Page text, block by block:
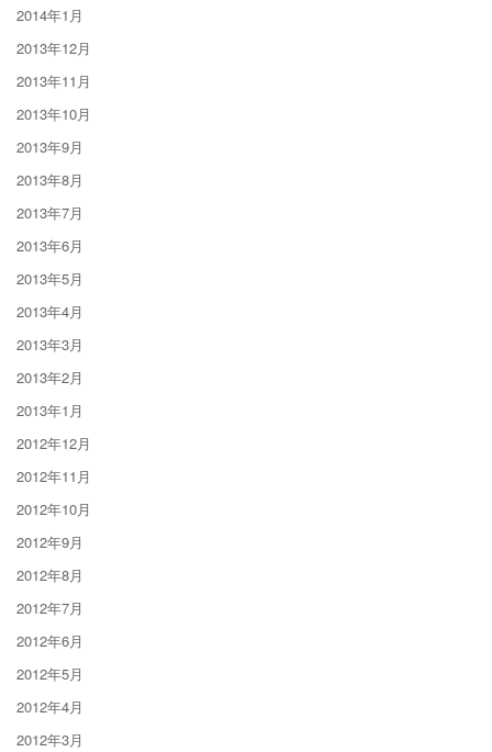
2014年1月
2013年12月
2013年11月
2013年10月
2013年9月
2013年8月
2013年7月
2013年6月
2013年5月
2013年4月
2013年3月
2013年2月
2013年1月
2012年12月
2012年11月
2012年10月
2012年9月
2012年8月
2012年7月
2012年6月
2012年5月
2012年4月
2012年3月